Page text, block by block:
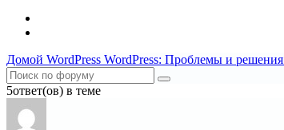
Домой WordPress WordPress: Проблемы и решения
5ответ(ов) в теме